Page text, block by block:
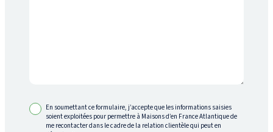
En soumettant ce formulaire, j’accepte que les informations saisies
soient exploitées pour permettre à Maisons d’en France Atlantique de
me recontacter dans le cadre de la relation clientèle qui peut en